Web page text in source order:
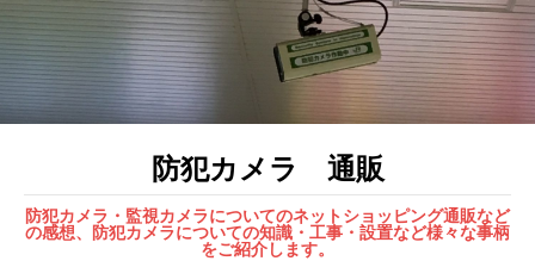
防犯カメラ 通販
防犯カメラ・監視カメラについてのネットショッピング通販など
の感想、防犯カメラについての知識・工事・設置など様々な事柄
をご紹介します。